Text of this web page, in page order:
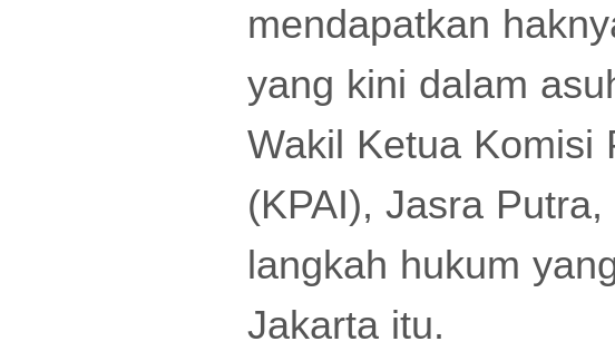
mendapatkan
yang kini dalam
Wakil Ketua Komisi
(KPAI), Jasra
langkah hukum
Jakarta itu.